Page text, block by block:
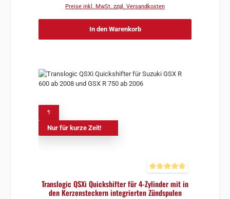
Preise inkl. MwSt. zzgl. Versandkosten
In den Warenkorb
Nur für kurze Zeit!
Translogic QSXi Quickshifter für 4-Zylinder mit in
den Kerzensteckern integrierten Zündspulen